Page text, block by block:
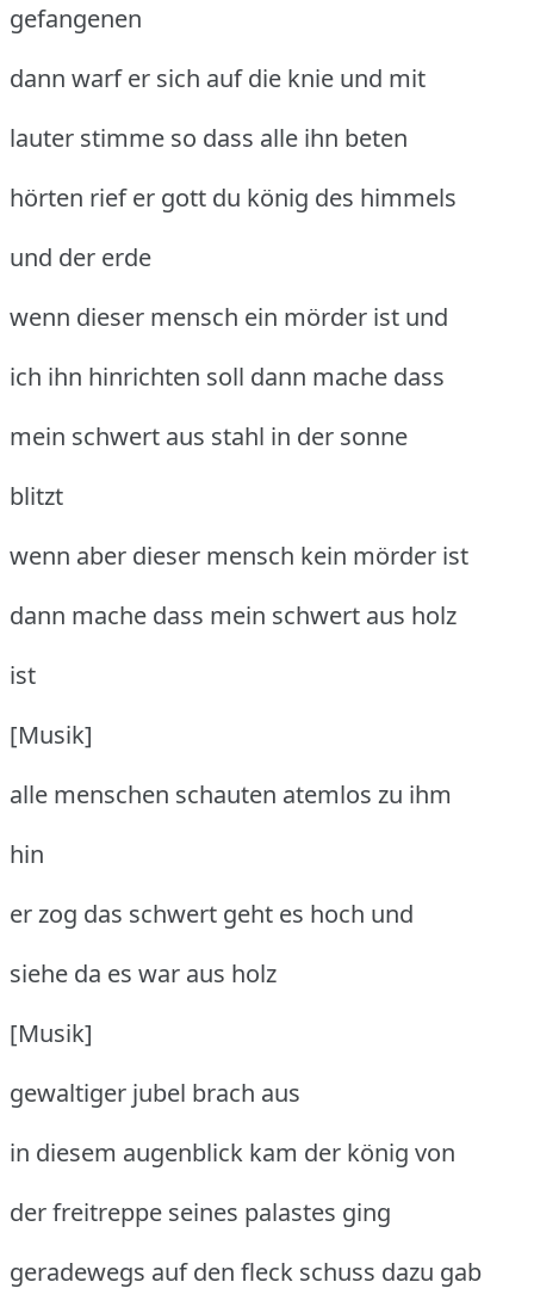
gefangenen
dann warf er sich auf die knie und mit
lauter stimme so dass alle ihn beten
hörten rief er gott du könig des himmels
und der erde
wenn dieser mensch ein mörder ist und
ich ihn hinrichten soll dann mache dass
mein schwert aus stahl in der sonne
blitzt
wenn aber dieser mensch kein mörder ist
dann mache dass mein schwert aus holz
ist
[Musik]
alle menschen schauten atemlos zu ihm
hin
er zog das schwert geht es hoch und
siehe da es war aus holz
[Musik]
gewaltiger jubel brach aus
in diesem augenblick kam der könig von
der freitreppe seines palastes ging
geradewegs auf den fleck schuss dazu gab